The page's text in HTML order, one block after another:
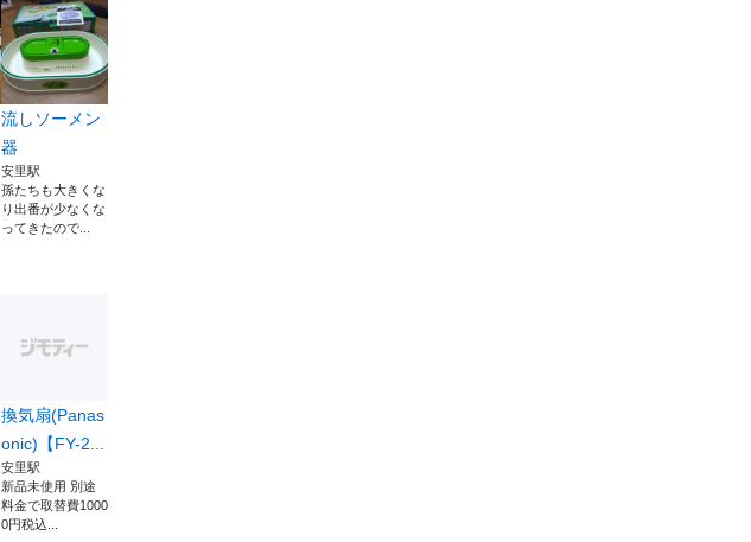
流しソーメン
器
安里駅
孫たちも大きくな
り出番が少なくな
ってきたので...
換気扇(Panas
onic)【FY-2...
安里駅
新品未使用 別途
料金で取替費1000
0円税込...